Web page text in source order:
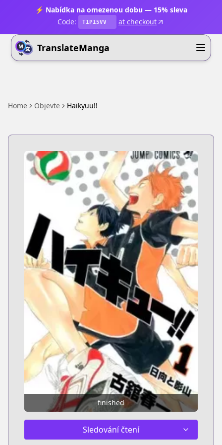
⚡ Nabídka na omezenou dobu — 15% sleva
Code:
T1P15VV at checkout
TranslateManga
Home Objevte Haikyuu!!
finished
Sledování čtení